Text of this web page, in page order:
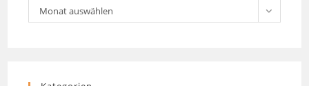
Archiv
Monat auswählen